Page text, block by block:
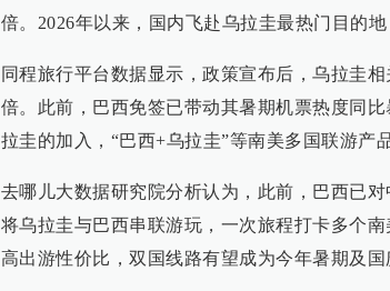
倍。2026年以来，国内飞赴乌拉圭最热门目的地
同程旅行平台数据显示，政策宣布后，乌拉圭
倍。此前，巴西免签已带动其暑期机票热度同
拉圭的加入，“巴西+乌拉圭”等南美多国联游产
去哪儿大数据研究院分析认为，此前，巴西已
将乌拉圭与巴西串联游玩，一次旅程打卡多个
高出游性价比，双国线路有望成为今年暑期及国